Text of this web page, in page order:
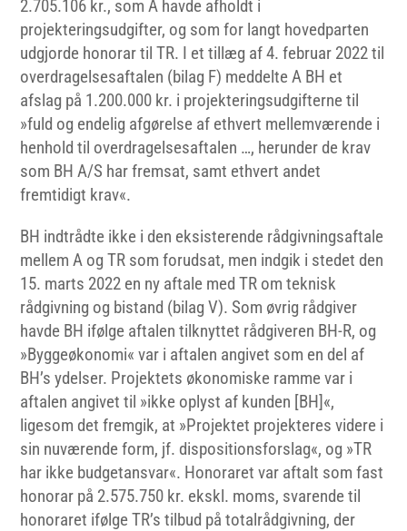
2.705.106 kr., som A havde afholdt i
projekteringsudgifter, og som for langt hovedparten
udgjorde honorar til TR. I et tillæg af 4. februar 2022 til
overdragelsesaftalen (bilag F) meddelte A BH et
afslag på 1.200.000 kr. i projekteringsudgifterne til
»fuld og endelig afgørelse af ethvert mellemværende i
henhold til overdragelsesaftalen …, herunder de krav
som BH A/S har fremsat, samt ethvert andet
fremtidigt krav«.
BH indtrådte ikke i den eksisterende rådgivningsaftale
mellem A og TR som forudsat, men indgik i stedet den
15. marts 2022 en ny aftale med TR om teknisk
rådgivning og bistand (bilag V). Som øvrig rådgiver
havde BH ifølge aftalen tilknyttet rådgiveren BH-R, og
»Byggeøkonomi« var i aftalen angivet som en del af
BH’s ydelser. Projektets økonomiske ramme var i
aftalen angivet til »ikke oplyst af kunden [BH]«,
ligesom det fremgik, at »Projektet projekteres videre i
sin nuværende form, jf. dispositionsforslag«, og »TR
har ikke budgetansvar«. Honoraret var aftalt som fast
honorar på 2.575.750 kr. ekskl. moms, svarende til
honoraret ifølge TR’s tilbud på totalrådgivning, der